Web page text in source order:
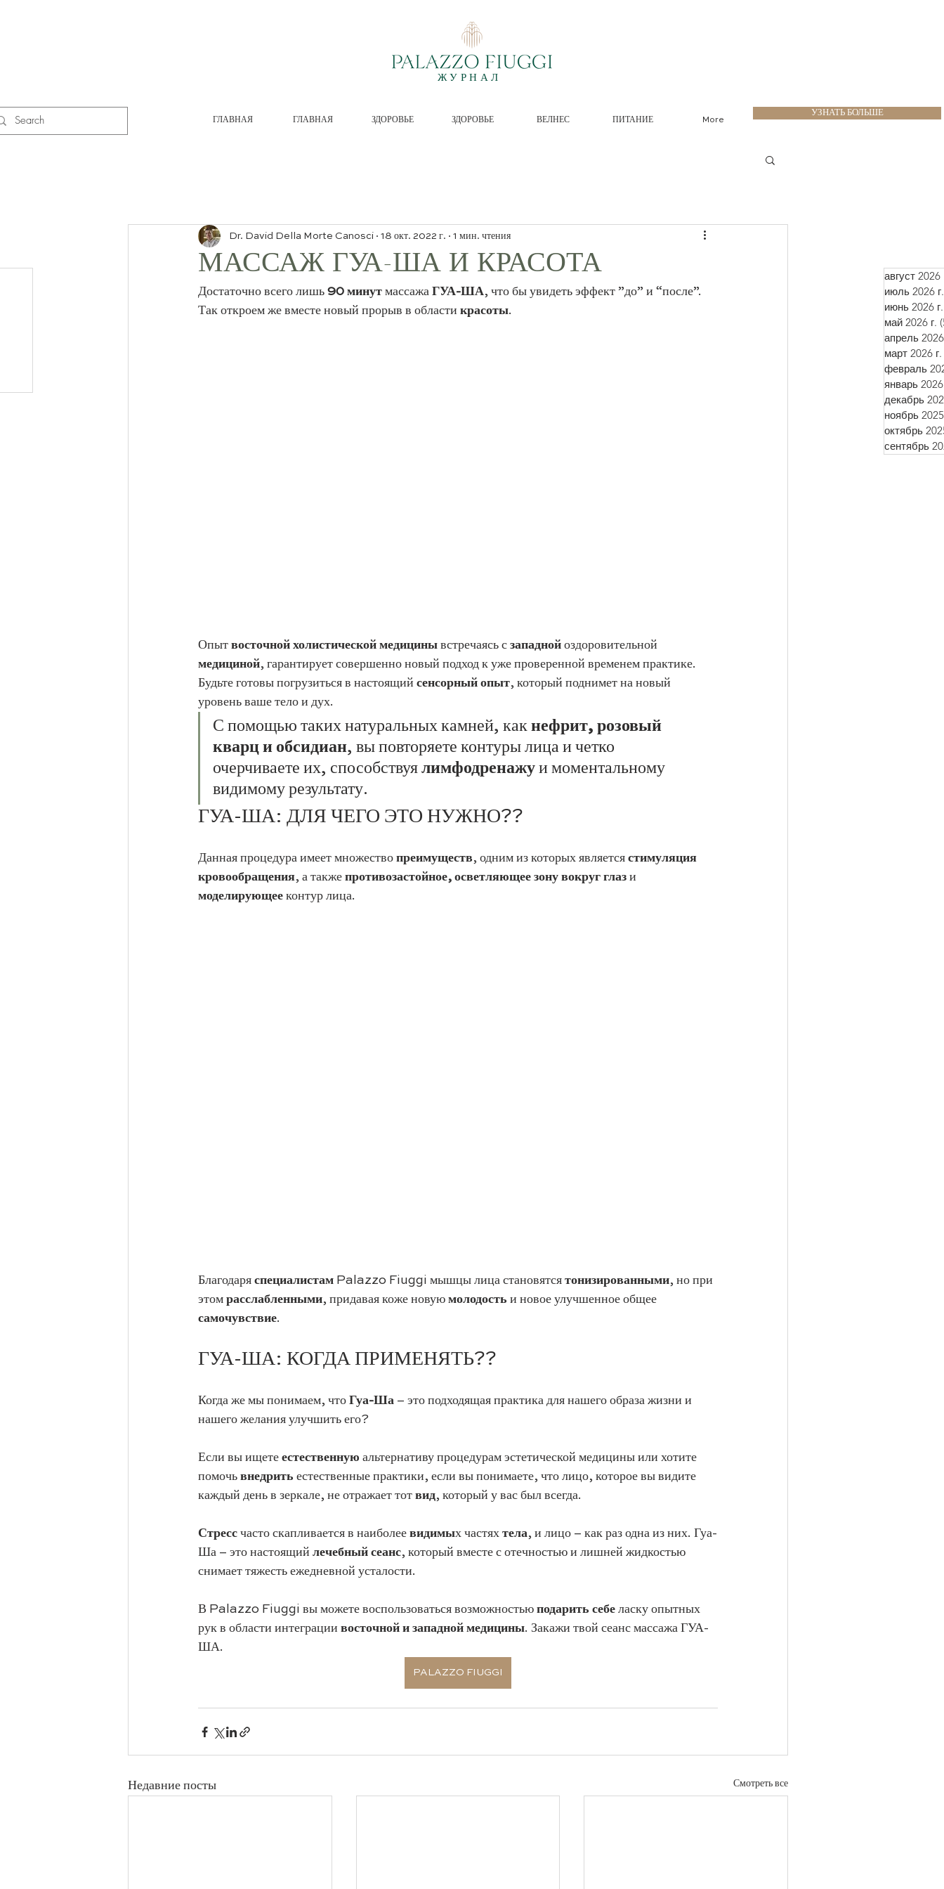
ЖУРНАЛ
ГЛАВНАЯ ГЛАВНАЯ ЗДОРОВЬЕ ЗДОРОВЬЕ ВЕЛНЕС ПИТАНИЕ More
УЗНАТЬ БОЛЬШЕ
МАССАЖ ГУА-ША И КРАСОТА
Dr. David Della Morte Canosci 18 окт. 2022 г. 1 мин. чтения
Достаточно всего лишь 90 минут массажа ГУА-ША, что бы увидеть эффект ”до” и “после”.
Так откроем же вместе новый прорыв в области красоты.
Опыт восточной холистической медицины встречаясь с западной оздоровительной
медициной, гарантирует совершенно новый подход к уже проверенной временем практике.
Будьте готовы погрузиться в настоящий сенсорный опыт, который поднимет на новый
уровень ваше тело и дух.
С помощью таких натуральных камней, как нефрит, розовый
кварц и обсидиан, вы повторяете контуры лица и четко
очерчиваете их, способствуя лимфодренажу и моментальному
видимому результату.
ГУА-ША: ДЛЯ ЧЕГО ЭТО НУЖНО??
Данная процедура имеет множество преимуществ, одним из которых является стимуляция
кровообращения, а также противозастойное, осветляющее зону вокруг глаз и
моделирующее контур лица.
Благодаря специалистам Palazzo Fiuggi мышцы лица становятся тонизированными, но при
этом расслабленными, придавая коже новую молодость и новое улучшенное общее
самочувствие.
ГУА-ША: КОГДА ПРИМЕНЯТЬ??
Когда же мы понимаем, что Гуа-Ша – это подходящая практика для нашего образа жизни и
нашего желания улучшить его?
Если вы ищете естественную альтернативу процедурам эстетической медицины или хотите
помочь внедрить естественные практики, если вы понимаете, что лицо, которое вы видите
каждый день в зеркале, не отражает тот вид, который у вас был всегда.
Стресс часто скапливается в наиболее видимых частях тела, и лицо – как раз одна из них. Гуа-
Ша – это настоящий лечебный сеанс, который вместе с отечностью и лишней жидкостью
снимает тяжесть ежедневной усталости.
В Palazzo Fiuggi вы можете воспользоваться возможностью подарить себе ласку опытных
рук в области интеграции восточной и западной медицины. Закажи твой сеанс массажа ГУА-
ША.
PALAZZO FIUGGI
Недавние посты Смотреть все
август 2026
июль 2026 г.
июнь 2026 г.
май 2026 г.
апрель
март 2026 г.
февраль
январь 2026
декабрь
ноябрь
октябрь
сентябрь